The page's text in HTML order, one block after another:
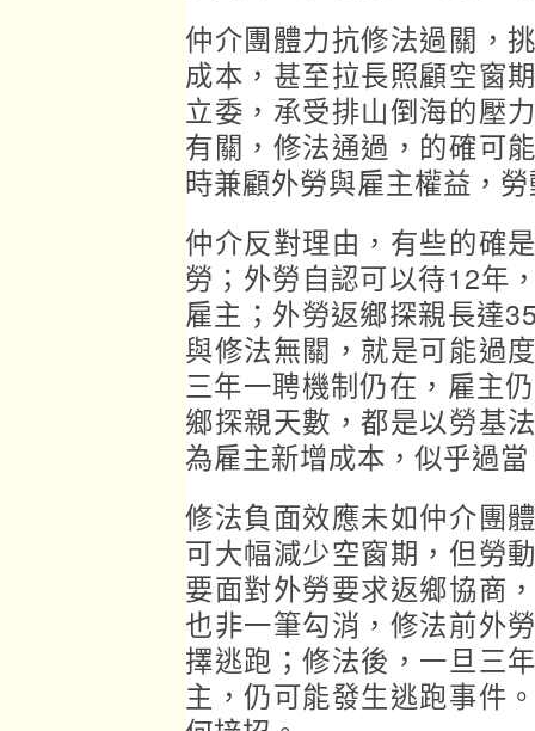
仲介團體力抗修法過關，
成本，甚至拉長照顧空窗
立委，承受排山倒海的壓
有關，修法通過，的確可
時兼顧外勞與雇主權益，
仲介反對理由，有些的確
勞；外勞自認可以待12年
雇主；外勞返鄉探親長達
與修法無關，就是可能過
三年一聘機制仍在，雇主
鄉探親天數，都是以勞基
為雇主新增成本，似乎過
修法負面效應未如仲介團
可大幅減少空窗期，但勞
要面對外勞要求返鄉協商
也非一筆勾消，修法前外
擇逃跑；修法後，一旦三
主，仍可能發生逃跑事件